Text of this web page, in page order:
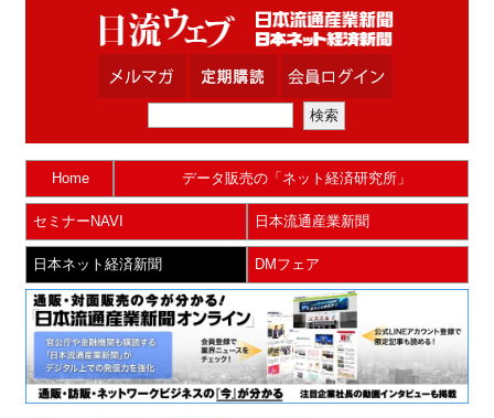
Home データ販売の「ネット経済研究所」
セミナーNAVI 日本流通産業新聞
日本ネット経済新聞 DMフェア